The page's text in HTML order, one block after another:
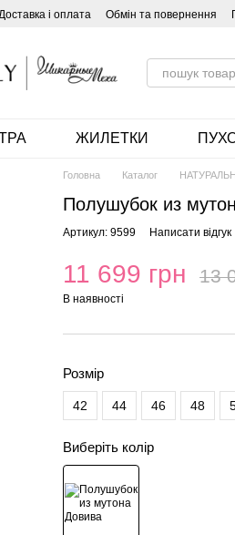
і оплата Обмін та повернення
ЖИЛЕТКИ
Головна Каталог
Полушубок из
Артикул: 9599 Написати відгук
11 699 грн 13
В наявності
Розмір
42 44 46 48
Виберіть колір